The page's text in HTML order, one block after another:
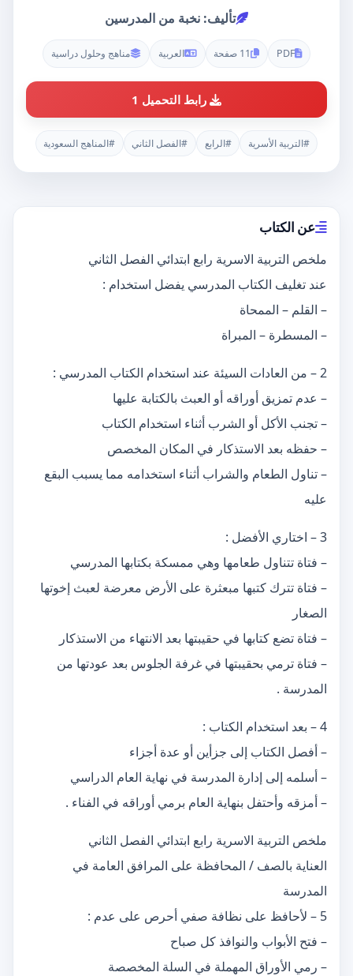
تأليف: نخبة من المدرسين
PDF 11 صفحة العربية مناهج وحلول دراسية
رابط التحميل 1
#التربية الأسرية #الرابع #الفصل الثاني #المناهج السعودية
عن الكتاب
ملخص التربية الاسرية رابع ابتدائي الفصل الثاني
عند تغليف الكتاب المدرسي يفضل استخدام :
– القلم – الممحاة
– المسطرة – المبراة
2 – من العادات السيئة عند استخدام الكتاب المدرسي :
– عدم تمزيق أوراقه أو العبث بالكتابة عليها
– تجنب الأكل أو الشرب أثناء استخدام الكتاب
– حفظه بعد الاستذكار في المكان المخصص
– تناول الطعام والشراب أثناء استخدامه مما يسبب البقع
عليه
3 – اختاري الأفضل :
– فتاة تتناول طعامها وهي ممسكة بكتابها المدرسي
– فتاة تترك كتبها مبعثرة على الأرض معرضة لعبث إخوتها
الصغار
– فتاة تضع كتابها في حقيبتها بعد الانتهاء من الاستذكار
– فتاة ترمي بحقيبتها في غرفة الجلوس بعد عودتها من
المدرسة .
4 – بعد استخدام الكتاب :
– أفصل الكتاب إلى جزأين أو عدة أجزاء
– أسلمه إلى إدارة المدرسة في نهاية العام الدراسي
– أمزقه وأحتفل بنهاية العام برمي أوراقه في الفناء .
ملخص التربية الاسرية رابع ابتدائي الفصل الثاني
العناية بالصف / المحافظة على المرافق العامة في
المدرسة
5 – لأحافظ على نظافة صفي أحرص على عدم :
– فتح الأبواب والنوافذ كل صباح
– رمي الأوراق المهملة في السلة المخصصة